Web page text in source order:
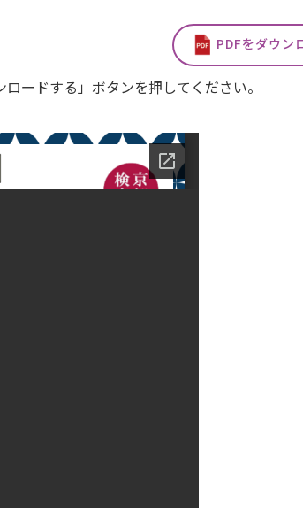
PDFをダウン
ードする」ボタンを押してください。